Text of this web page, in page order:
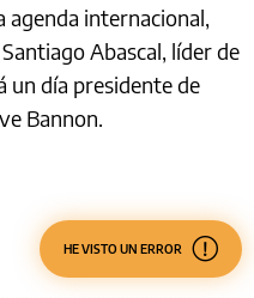
agenda internacional,
Abascal, líder de
un día presidente de
Bannon.
HE VISTO UN ERROR